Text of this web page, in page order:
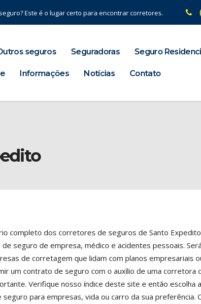
Este é o lugar certo para encontrar corretores.
seguros Seguradoras Seguro
Informações Notícias Contato
completo dos corretores de seguros de Santo
seguro de empresa, médico e acidentes pessoais.
de corretagem que lidam com planos empresariais
um contrato de seguro com o auxílio de uma corretora
Verifique nosso índice deste site e então escolha
para empresas, vida ou carro da sua preferência.